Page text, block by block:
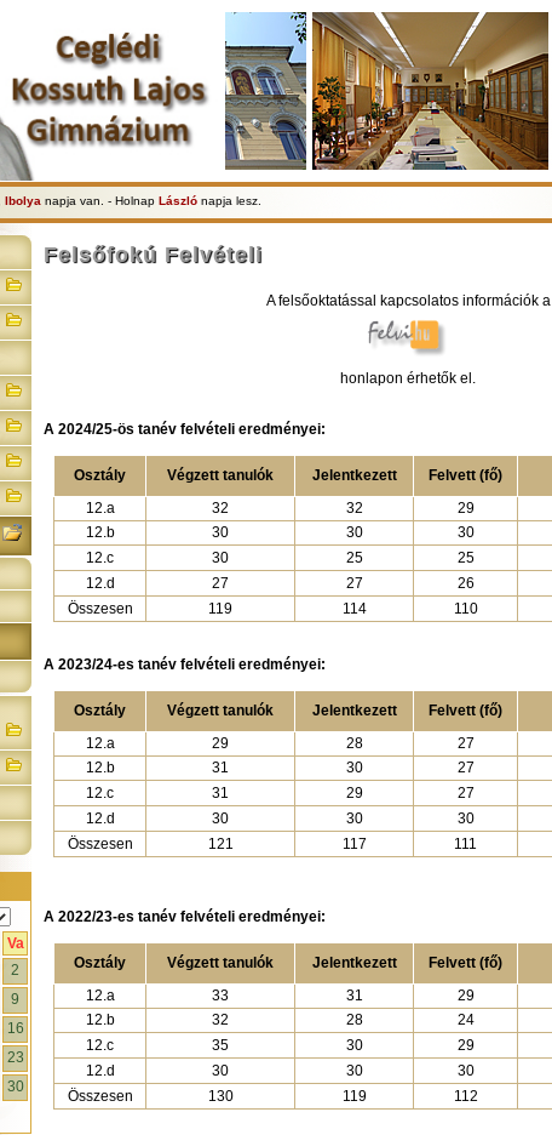
Ibolya napja van. - Holnap László napja lesz.
Va
2
9
16
23
30
Felsőfokú Felvételi
A felsőoktatással kapcsolatos információk a
honlapon érhetők el.
A 2024/25-ös tanév felvételi eredményei:
Osztály Végzett tanulók Jelentkezett Felvett (fő)
12.a
32 32 29
12.b
30 30 30
12.c
30 25 25
12.d
27 27 26
Összesen
119 114 110
A 2023/24-es tanév felvételi eredményei:
Osztály Végzett tanulók Jelentkezett Felvett (fő)
12.a
29 28 27
12.b
31 30 27
12.c
31 29 27
12.d
30 30 30
Összesen
121 117 111
A 2022/23-es tanév felvételi eredményei:
Osztály Végzett tanulók Jelentkezett Felvett (fő)
12.a
33 31 29
12.b
32 28 24
12.c
35 30 29
12.d
30 30 30
Összesen
130 119 112